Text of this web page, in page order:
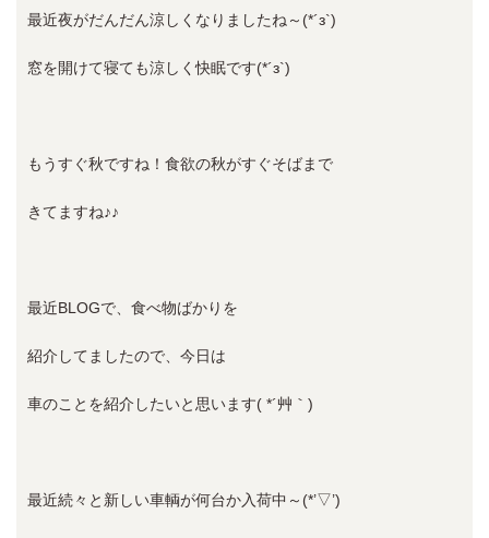
最近夜がだんだん涼しくなりましたね～(*´з`)
窓を開けて寝ても涼しく快眠です(*´з`)
もうすぐ秋ですね！食欲の秋がすぐそばまで
きてますね♪♪
最近BLOGで、食べ物ばかりを
紹介してましたので、今日は
車のことを紹介したいと思います( *´艸｀)
最近続々と新しい車輌が何台か入荷中～(*’▽’)